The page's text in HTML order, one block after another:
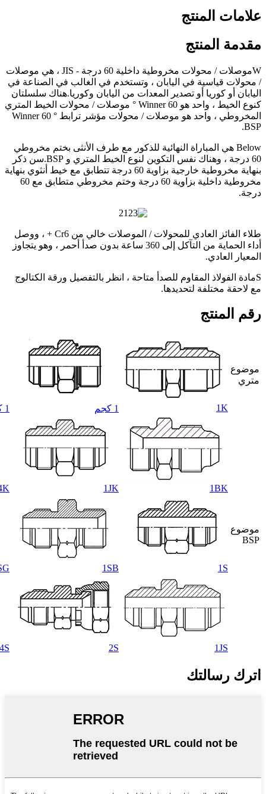
علامات المنتج
مقدمة المنتج
W
موصلات / محولات مخروطية داخلية 60 درجة - JIS ، هي موصلات
/ محولات قياسية في اليابان ، وتستخدم في الغالب في الصناعة في
اليابان أو كوريا أو تصدير المعدات من اليابان وكوريا.هناك سلسلتان
كنوع الخيط ، واحد هو Winner 60 ° موصلات / محولات الخيط المتري
المخروطي ، واحد هو موصلات / محولات مؤشر ترابط Winner 60 °
BSP.
B elow هي المباراة النهائية للذكور مع طرف الأنثى بختم مخروطي
60 درجة ، وهناك نفس التكوين لنوع الخيط المتري و BSP.سن ذكر
بنهاية مخروطية خارجية بزاوية 60 درجة تتطابق مع خيط أنثوي بنهاية
مخروطية داخلية بزاوية 60 درجة وختم مخروطي متطابق مع 60
درجة.
طلاء الفائز العادي للمحولات / الموصلات خالي من Cr6 + ، ووصل
أداء الحماية من التآكل إلى 360 ساعة بدون صدأ أحمر ، وهو يتجاوز
المعيار العادي.
Sمادة الفولاذ المقاوم للصدأ متاحة ، انظر بالتفصيل ورقة الكتالوج
مع لاحقة مختلفة لتحديدها.
رقم المنتج
موضوع
متري
1K 1 كجم 1 كجم
1BK
1JK
موضوع
BSP
1S
1SB
1JS
2S
4S
اترك رسالتك